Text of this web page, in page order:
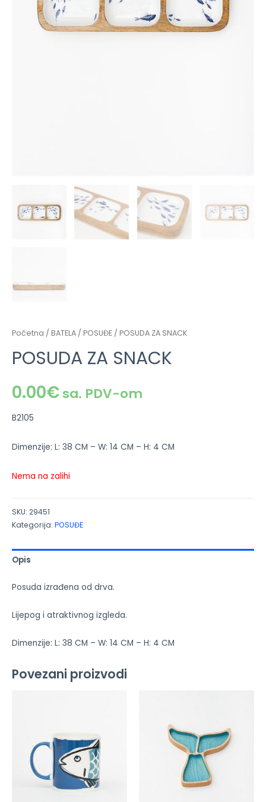
Početna / BATELA / POSUĐE / POSUDA ZA SNACK
POSUDA ZA SNACK
0.00€sa. PDV-om
B2105
Dimenzije: L: 38 CM – W: 14 CM – H: 4 CM
Nema na zalihi
SKU: 29451
Kategorija: POSUĐE
Opis
Posuda izrađena od drva.
Lijepog i atraktivnog izgleda.
Dimenzije: L: 38 CM – W: 14 CM – H: 4 CM
Povezani proizvodi